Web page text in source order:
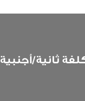
ثانية/أجنبية